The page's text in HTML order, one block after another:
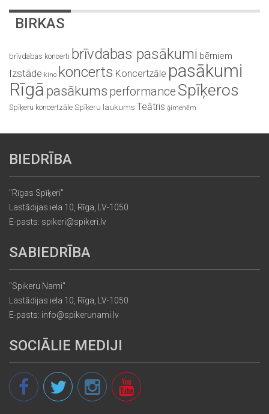
BIRKAS
brīvdabas koncerti brīvdabas pasākumi bērniem
Izstāde kino koncerts Koncertzāle pasākumi
Rīgā pasākums performance Spīķeros
Spīķeru koncertzāle Spīķeru laukums Teātris ģimenēm
BIEDRĪBA
"Rīgas Spīķeri"
Lastādijas iela 10, Rīga, LV-1050
E-pasts: spikeri@spikeri.lv
SABIEDRĪBA
"Spikeru Nami"
Lastādijas iela 10, Rīga, LV-1050
E-pasts: info@spikerunami.lv
SOCIĀLIE MEDIJI